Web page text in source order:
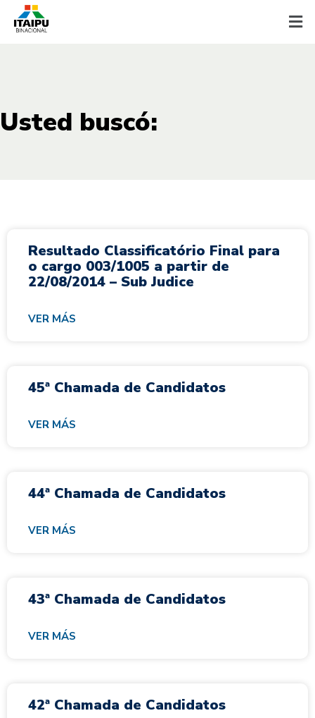
Usted buscó:
Resultado Classificatório Final para
o cargo 003/1005 a partir de
22/08/2014 – Sub Judice
VER MÁS
45ª Chamada de Candidatos
VER MÁS
44ª Chamada de Candidatos
VER MÁS
43ª Chamada de Candidatos
VER MÁS
42ª Chamada de Candidatos